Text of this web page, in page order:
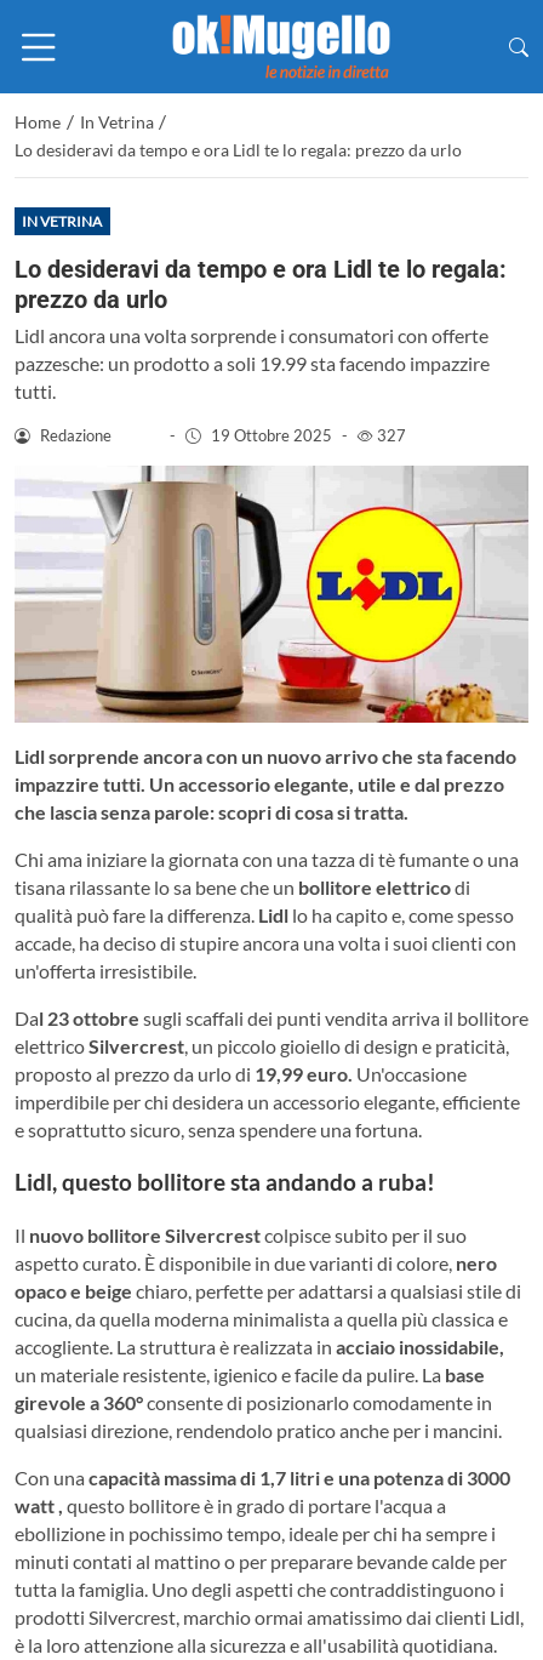
Home / In Vetrina /
Lo desideravi da tempo e ora Lidl te lo regala: prezzo da urlo
IN VETRINA
Lo desideravi da tempo e ora Lidl te lo regala:
prezzo da urlo
Lidl ancora una volta sorprende i consumatori con offerte
pazzesche: un prodotto a soli 19.99 sta facendo impazzire
tutti.
Redazione - 19 Ottobre 2025 - 327
Lidl sorprende ancora con un nuovo arrivo che sta facendo
impazzire tutti. Un accessorio elegante, utile e dal prezzo
che lascia senza parole: scopri di cosa si tratta.
Chi ama iniziare la giornata con una tazza di tè fumante o una
tisana rilassante lo sa bene che un bollitore elettricodi
qualità può fare la differenza. Lidl lo ha capito e, come spesso
accade, ha deciso di stupire ancora una volta i suoi clienti con
un'offerta irresistibile.
Dal 23 ottobre sugli scaffali dei punti vendita arriva il bollitore
elettricoSilvercrest, un piccolo gioiello di design e praticità,
proposto al prezzo da urlo di 19,99 euro. Un'occasione
imperdibile per chi desidera un accessorio elegante, efficiente
e soprattutto sicuro, senza spendere una fortuna.
Lidl, questo bollitore sta andando a ruba!
Il nuovo bollitore Silvercrestcolpisce subito per il suo
aspetto curato. È disponibile in due varianti di colore, nero
opaco e beige chiaro, perfette per adattarsi a qualsiasi stile di
cucina, da quella moderna minimalista a quella più classica e
accogliente. La struttura è realizzata in acciaio inossidabile,
un materiale resistente, igienico e facile da pulire. La base
girevole a 360°consente di posizionarlo comodamente in
qualsiasi direzione, rendendolo pratico anche per i mancini.
Con una capacità massima di 1,7 litri e una potenza di 3000
watt , questo bollitore è in grado di portare l'acqua a
ebollizione in pochissimo tempo, ideale per chi ha sempre i
minuti contati al mattino o per preparare bevande calde per
tutta la famiglia. Uno degli aspetti che contraddistinguono i
prodotti Silvercrest, marchio ormai amatissimo dai clienti Lidl,
è la loro attenzione alla sicurezza e all'usabilità quotidiana.